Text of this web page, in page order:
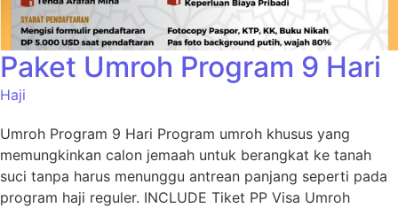
Paket Umroh Program 9 Hari
Haji
Umroh Program 9 Hari Program umroh khusus yang
memungkinkan calon jemaah untuk berangkat ke tanah
suci tanpa harus menunggu antrean panjang seperti pada
program haji reguler. INCLUDE Tiket PP Visa Umroh